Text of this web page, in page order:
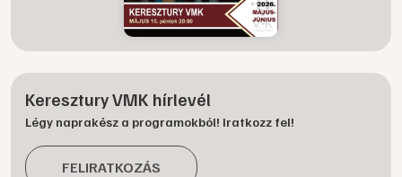
Keresztury VMK hírlevél
Légy naprakész a programokból! Iratkozz fel!
FELIRATKOZÁS